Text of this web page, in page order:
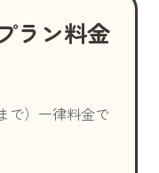
ラン料金
で）一律料金で